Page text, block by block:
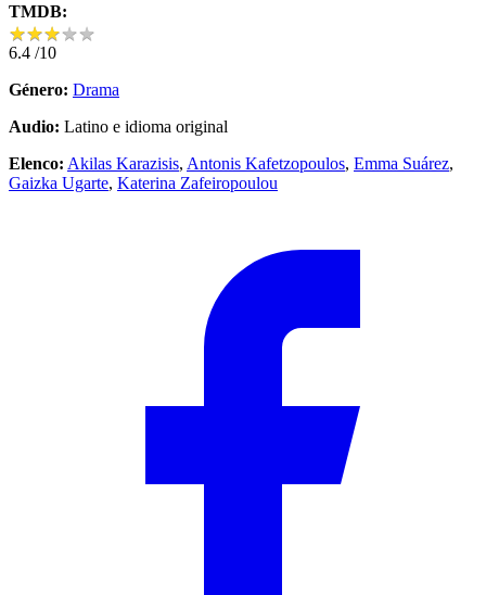
TMDB:
★★★★★
★★★★★
6.4 /10
Género: Drama
Audio: Latino e idioma original
Elenco: Akilas Karazisis, Antonis Kafetzopoulos, Emma Suárez,
Gaizka Ugarte, Katerina Zafeiropoulou